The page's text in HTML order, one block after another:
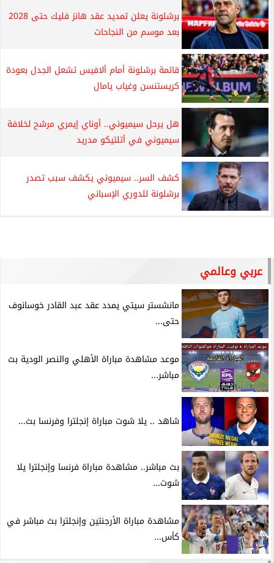
برشلونة يعلن تمديد عقد هانز فليك حتى 2028
بعد موسم من النجاحات
قائمة برشلونة أمام ألافيس تشعل الجدل بعودة
كريستنسن وغياب يامال
هل يرحل سيميوني.. أوناي إيمري مرشح لخلافة
سيميوني في أتلتيكو مدريد
كشف السر.. سيميوني يكشف سبب تصدر
برشلونة للدوري الإسباني
عربي وعالمي
مانشستر سيتي يمدد عقد عبد القادر خوسانوف
حتى...
موعد مشاهدة مباراة الأهلي والنصر الودية بث
مباشر...
شاهد .. يلا شوت مباراة إنجلترا وفرنسا بث...
بث مباشر.. مشاهدة مباراة فرنسا وإنجلترا يلا
شوت...
مشاهدة مباراة الأرجنتين وإنجلترا بث مباشر في
كأس...